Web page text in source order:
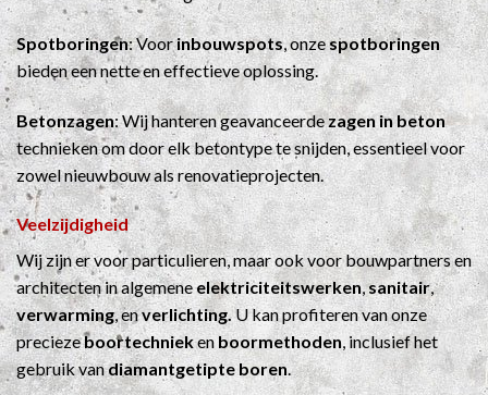
Spotboringen: Voorinbouwspots, onzespotboringen
bieden een nette en effectieve oplossing.
Betonzagen: Wij hanteren geavanceerde zagen in beton
technieken om door elk betontype te snijden, essentieel voor
zowel nieuwbouw als renovatieprojecten.
Veelzijdigheid
Wij zijn er voor particulieren, maar ook voor bouwpartners en
architecten in algemeneelektriciteitswerken,sanitair,
verwarming, enverlichting.U kan profiteren van onze
preciezeboortechniekenboormethoden, inclusief het
gebruik vandiamantgetipte boren.